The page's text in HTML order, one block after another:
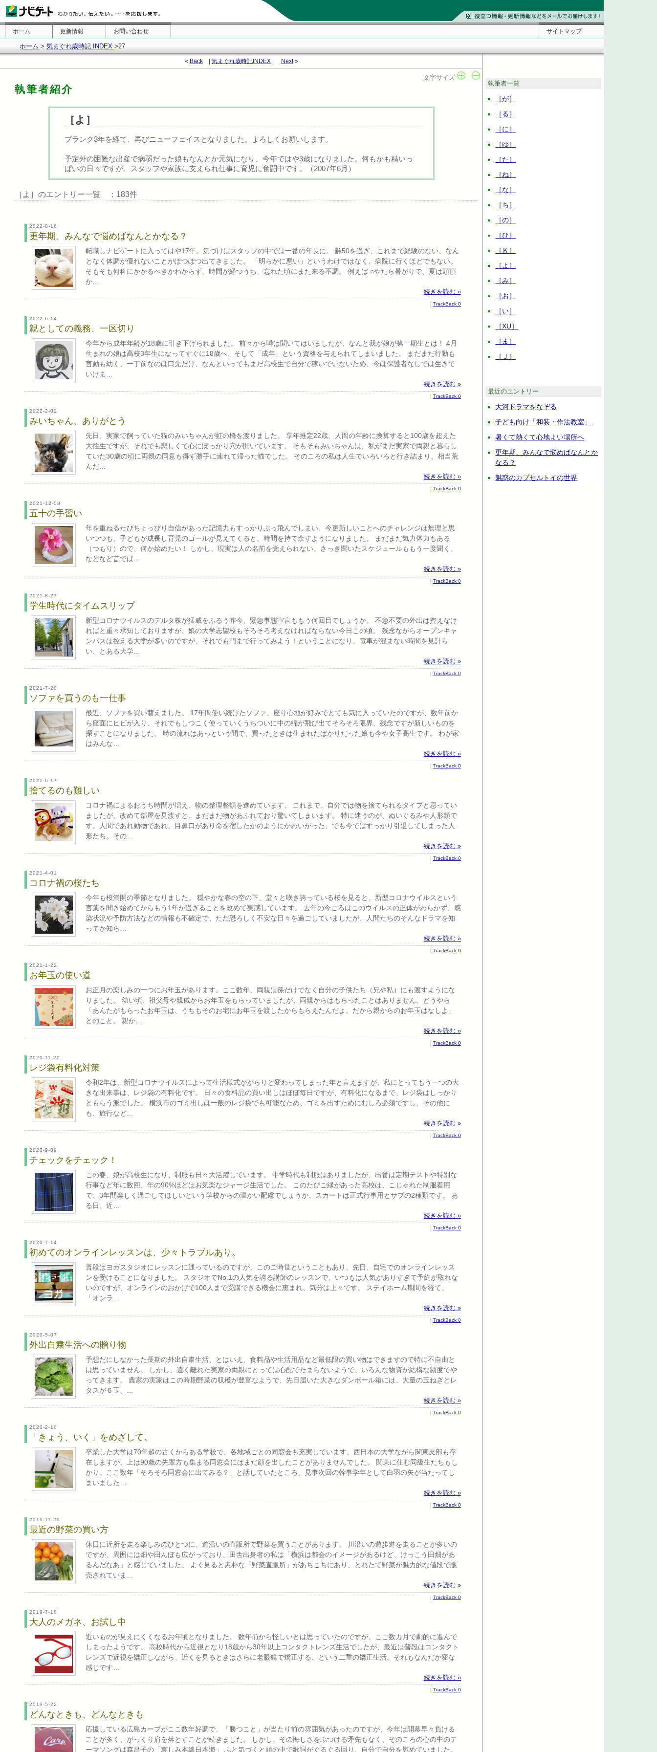
ホーム 更新情報 お問い合わせ サイトマップ
ホーム > 気まぐれ歳時記 INDEX >27
« Back| 気まぐれ歳時記INDEX| Next»
文字サイズ
執筆者紹介
［よ］
ブランク3年を経て、再びニューフェイスとなりました。よろしくお願いします。
予定外の困難な出産で病弱だった娘もなんとか元気になり、今年ではや3歳になりました。何もかも精いっ
ぱいの日々ですが、スタッフや家族に支えられ仕事に育児に奮闘中です。（2007年6月）
［よ］のエントリー一覧 ：183件
2022-8-16
更年期、みんなで悩めばなんとかなる？
転職しナビゲートに入ってはや17年。気づけばスタッフの中では一番の年長に。 齢50を過ぎ、これまで経験のない、なん
となく体調が優れないことがぽつぽつ出てきました。 「明らかに悪い」というわけではなく、病院に行くほどでもない。
そもそも何科にかかるべきかわからず、時間が経つうち、忘れた頃にまた来る不調。 例えば ○やたら暑がりで、夏は頭頂
か…
続きを読む »
| TrackBack 0
2022-6-14
親としての義務、一区切り
今年から成年年齢が18歳に引き下げられました。 前々から噂は聞いてはいましたが、なんと我が娘が第一期生とは！ 4月
生まれの娘は高校3年生になってすぐに18歳へ、そして「成年」という資格を与えられてしまいました。 まだまだ行動も
言動も幼く、一丁前なのは口先だけ、なんといってもまだ高校生で自分で稼いでいないため、今は保護者なしでは生きて
いけま…
続きを読む »
| TrackBack 0
2022-2-02
みいちゃん、ありがとう
先日、実家で飼っていた猫のみいちゃんが虹の橋を渡りました。 享年推定22歳、人間の年齢に換算すると100歳を超えた
大往生ですが、それでも悲しくて心にぽっかり穴が開いています。 そもそもみいちゃんは、私がまだ実家で両親と暮らし
ていた30歳の頃に両親の同意も得ず勝手に連れて帰った猫でした。 そのころの私は人生でいろいろと行き詰まり、相当荒
んだ…
続きを読む »
| TrackBack 0
2021-12-08
五十の手習い
年を重ねるたびちょっぴり自信があった記憶力もすっかりぶっ飛んでしまい、今更新しいことへのチャレンジは無理と思
いつつも、子どもが成長し育児のゴールが見えてくると、時間を持て余すようになりました。 まだまだ気力体力もある
（つもり）ので、何か始めたい！ しかし、現実は人の名前を覚えられない、さっき聞いたスケジュールももう一度聞く、
などなど昔では…
続きを読む »
| TrackBack 0
2021-8-27
学生時代にタイムスリップ
新型コロナウイルスのデルタ株が猛威をふるう昨今、緊急事態宣言ももう何回目でしょうか。 不急不要の外出は控えなけ
ればと重々承知しておりますが、娘の大学志望校もそろそろ考えなければならない今日この頃。 残念ながらオープンキャ
ンパスは控える大学が多いのですが、それでも門まで行ってみよう！ということになり、電車が混まない時間を見計ら
い、とある大学…
続きを読む »
| TrackBack 0
2021-7-20
ソファを買うのも一仕事
最近、ソファを買い替えました。 17年間使い続けたソファ、座り心地が好みでとても気に入っていたのですが、数年前か
ら座面にヒビが入り、それでもしつこく使っていくうちついに中の綿が飛び出てそろそろ限界、残念ですが新しいものを
探すことになりました。 時の流れはあっという間で、買ったときは生まれたばかりだった娘も今や女子高生です。 わが家
はみんな…
続きを読む »
| TrackBack 0
2021-6-17
捨てるのも難しい
コロナ禍によるおうち時間が増え、物の整理整頓を進めています。 これまで、自分では物を捨てられるタイプと思ってい
ましたが、改めて部屋を見渡すと、まだまだ物があふれており驚いてしまいます。 特に迷うのが、ぬいぐるみや人形類で
す。人間であれ動物であれ、目鼻口があり命を宿したかのようにかわいがった、でも今ではすっかり引退してしまった人
形たち。その…
続きを読む »
| TrackBack 0
2021-4-01
コロナ禍の桜たち
今年も桜満開の季節となりました。 穏やかな春の空の下、堂々と咲き誇っている桜を見ると、新型コロナウイルスという
言葉を聞き始めてからもう1年が過ぎることを改めて実感しています。 去年の今ごろはこのウイルスの正体がわらかず、感
染状況や予防方法などの情報も不確定で、ただ恐ろしく不安な日々を過ごしていましたが、人間たちのそんなドラマを知
ってか知ら…
続きを読む »
| TrackBack 0
2021-1-22
お年玉の使い道
お正月の楽しみの一つにお年玉があります。ここ数年、両親は孫だけでなく自分の子供たち（兄や私）にも渡すようにな
りました。 幼い頃、祖父母や親戚からお年玉をもらっていましたが、両親からはもらったことはありません。どうやら
「あんたがもらったお年玉は、うちもそのお宅にお年玉を渡したからもらえたんだよ。だから親からのお年玉はなしよ」
とのこと。 親か…
続きを読む »
| TrackBack 0
2020-11-20
レジ袋有料化対策
令和2年は、新型コロナウイルスによって生活様式ががらりと変わってしまった年と言えますが、私にとってもう一つの大
きな出来事は、レジ袋の有料化です。 日々の食料品の買い出しはほぼ毎日ですが、有料化になるまで、レジ袋はしっかり
ともらう派でした。 横浜市のゴミ出しは一般のレジ袋でも可能なため、ゴミを出すためにむしろ必須ですし、その他に
も、旅行など…
続きを読む »
| TrackBack 0
2020-9-09
チェックをチェック！
この春、娘が高校生になり、制服も日々大活躍しています。 中学時代も制服はありましたが、出番は定期テストや特別な
行事など年に数回、年の90%ほどはお気楽なジャージ生活でした。 このたびご縁があった高校は、こじゃれた制服着用
で、3年間楽しく過ごしてほしいという学校からの温かい配慮でしょうか、スカートは正式行事用とサブの2種類です。 あ
る日、近…
続きを読む »
| TrackBack 0
2020-7-14
初めてのオンラインレッスンは、少々トラブルあり。
普段はヨガスタジオにレッスンに通っているのですが、このご時世ということもあり、先日、自宅でのオンラインレッス
ンを受けることになりました。 スタジオでNo.1の人気を誇る講師のレッスンで、いつもは人気がありすぎて予約が取れな
いのですが、オンラインのおかげで100人まで受講できる機会に恵まれ、気分は上々です。 ステイホーム期間を経て、
「オンラ…
続きを読む »
| TrackBack 0
2020-5-07
外出自粛生活への贈り物
予想だにしなかった長期の外出自粛生活、とはいえ、食料品や生活用品など最低限の買い物はできますので特に不自由と
は思っていません。 しかし、遠く離れた実家の両親にとっては心配でたまらないようで、いろんな物資が結構な頻度でや
ってきます。 農家の実家はこの時期野菜の収穫が豊富なようで、先日届いた大きなダンボール箱には、大量の玉ねぎとレ
タスが６玉、…
続きを読む »
| TrackBack 0
2020-2-10
「きょう、いく」をめざして。
卒業した大学は70年超の古くからある学校で、各地域ごとの同窓会も充実しています。西日本の大学ながら関東支部も存
在しますが、上は90歳の先輩方も集まる同窓会にはまだ顔を出したことがありませんでした。 関東に住む同級生たちもし
かり。ここ数年「そろそろ同窓会に出てみる？」と話していたところ、見事次回の幹事学年として白羽の矢が当たってし
まいました…
続きを読む »
| TrackBack 0
2019-11-20
最近の野菜の買い方
休日に近所を走る楽しみのひとつに、道沿いの直販所で野菜を買うことがあります。 川沿いの遊歩道を走ることが多いの
ですが、周囲には畑や田んぼも広がっており、田舎出身者の私は「横浜は都会のイメージがあるけど、けっこう田畑があ
るんだなあ」と感じていました。 よく見ると素朴な「野菜直販所」があちこちにあり、とれたて野菜が魅力的な値段で販
売されていま…
続きを読む »
| TrackBack 0
2019-7-18
大人のメガネ、お試し中
近いものが見えにくくなるお年頃となりました。 数年前から怪しいとは思っていたのですが、ここ数カ月で劇的に進んで
しまったようです。 高校時代から近視となり18歳から30年以上コンタクトレンズ生活でしたが、最近は普段はコンタクト
レンズで近視を矯正しながら、近くを見るときはさらに老眼鏡で矯正する、という二重の矯正生活。それもなんだか変な
感じです…
続きを読む »
| TrackBack 0
2019-5-22
どんなときも、どんなときも
応援している広島カープがここ数年好調で、「勝つこと」が当たり前の雰囲気があったのですが、今年は開幕早々負ける
ことが多く、がっくり肩を落とすことが続きました。 しかし、その悔しさをぶつける矛先もなく、そのころの心の中のテ
ーマソングは森昌子の「哀しみ本線日本海」 ふと気づくと頭の中で歌詞がぐるぐる回り、自分で自分を慰めていました。
執筆者一覧
［が］
［る］
［に］
［ゆ］
［た］
［ね］
［な］
［ち］
［の］
［ひ］
［Ｋ］
［よ］
［み］
［お］
［い］
［XU］
［ま］
［Ｊ］
最近のエントリー
大河ドラマをなぞる
子ども向け「和装・作法教室」
暑くて熱くて心地よい場所へ
更年期、みんなで悩めばなんとか
なる？
魅惑のカプセルトイの世界